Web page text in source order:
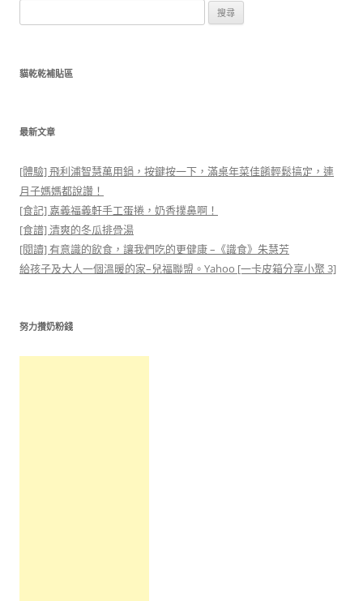
尋
鍵
貓乾乾補貼區
最新文章
[體驗] 飛利浦智慧萬用鍋，按鍵按一下，滿桌年菜佳餚輕鬆搞定，連
月子媽媽都說讚！
[食記] 嘉義福義軒手工蛋捲，奶香撲鼻啊！
[食譜] 清爽的冬瓜排骨湯
[閱讀] 有意識的飲食，讓我們吃的更健康 –《識食》朱慧芳
給孩子及大人一個溫暖的家–兒福聯盟。Yahoo [一卡皮箱分享小聚 3]
努力攢奶粉錢